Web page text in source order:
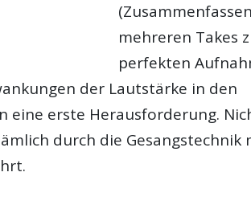
mehreren Takes
perfekten
der Lautstärke in den
eine erste Herausforderung.
durch die Gesangstechnik